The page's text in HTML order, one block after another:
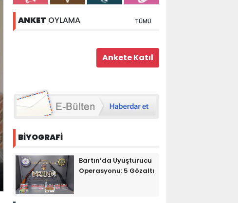
ANKET OYLAMA TÜMÜ
BİYOGRAFİ
Bartın’da Uyuşturucu
Operasyonu: 5 Gözaltı